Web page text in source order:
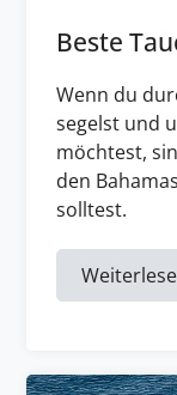
Beste
Wenn du
segelst und
möchtest,
den
solltest.